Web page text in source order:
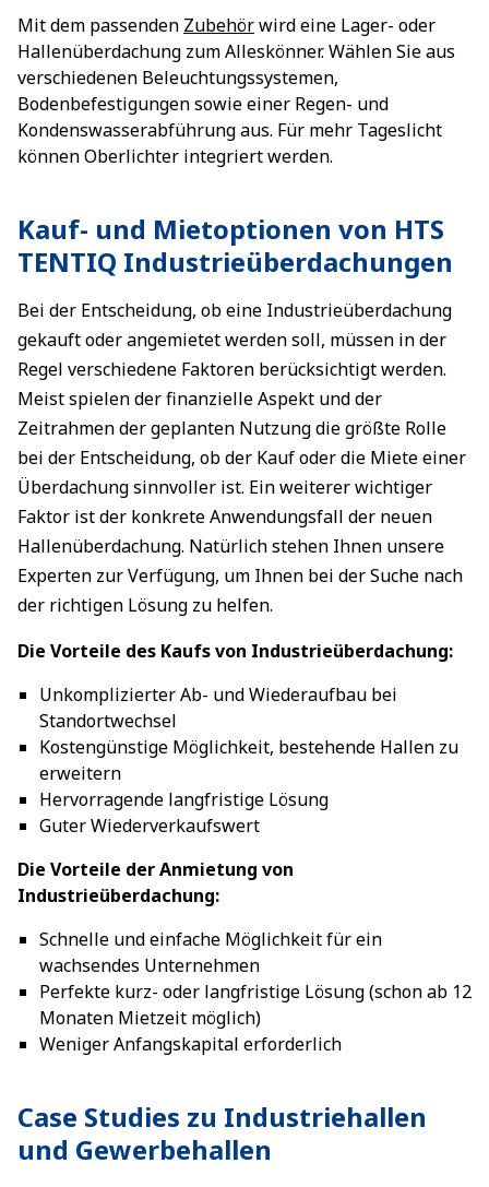
Mit dem passenden Zubehörwird eine Lager- oder
Hallenüberdachung zum Alleskönner. Wählen Sie aus
verschiedenen Beleuchtungssystemen,
Bodenbefestigungen sowie einer Regen- und
Kondenswasserabführung aus. Für mehr Tageslicht
können Oberlichter integriert werden.
Kauf- und Mietoptionen von HTS
TENTIQ Industrieüberdachungen
Bei der Entscheidung, ob eine Industrieüberdachung
gekauft oder angemietet werden soll, müssen in der
Regel verschiedene Faktoren berücksichtigt werden.
Meist spielen der finanzielle Aspekt und der
Zeitrahmen der geplanten Nutzung die größte Rolle
bei der Entscheidung, ob der Kauf oder die Miete einer
Überdachung sinnvoller ist. Ein weiterer wichtiger
Faktor ist der konkrete Anwendungsfall der neuen
Hallenüberdachung. Natürlich stehen Ihnen unsere
Experten zur Verfügung, um Ihnen bei der Suche nach
der richtigen Lösung zu helfen.
Die Vorteile des Kaufs von Industrieüberdachung:
Unkomplizierter Ab- und Wiederaufbau bei
Standortwechsel
Kostengünstige Möglichkeit, bestehende Hallen zu
erweitern
Hervorragende langfristige Lösung
Guter Wiederverkaufswert
Die Vorteile der Anmietung von
Industrieüberdachung:
Schnelle und einfache Möglichkeit für ein
wachsendes Unternehmen
Perfekte kurz- oder langfristige Lösung (schon ab 12
Monaten Mietzeit möglich)
Weniger Anfangskapital erforderlich
Case Studies zu Industriehallen
und Gewerbehallen